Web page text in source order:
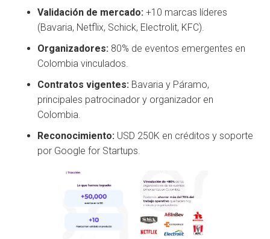
Validación de mercado: +10 marcas líderes
(Bavaria, Netflix, Schick, Electrolit, KFC).
Organizadores: 80% de eventos emergentes en
Colombia vinculados.
Contratos vigentes: Bavaria y Páramo,
principales patrocinador y organizador en
Colombia.
Reconocimiento: USD 250K en créditos y soporte
por Google for Startups.